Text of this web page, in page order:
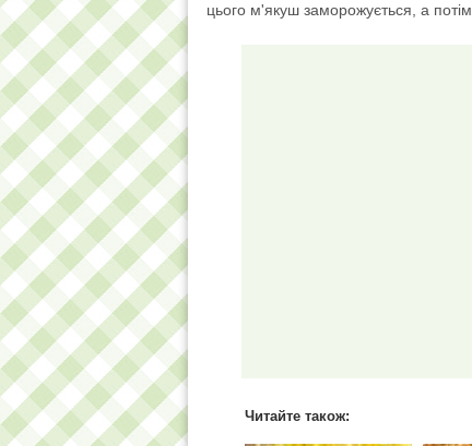
цього м'якуш заморожується, а потім
Читайте також: